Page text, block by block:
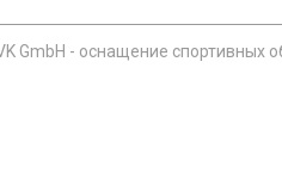
GmbH - оснащение спортивных